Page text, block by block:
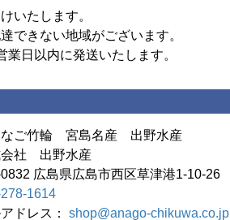
いたします。
できない地域がございます。
業日以内に発送いたします。
なご竹輪 宮島名産 出野水産
会社 出野水産
広島県広島市西区草津港1-10-26
1614
ドレス： shop@anago-chikuwa.co.jp